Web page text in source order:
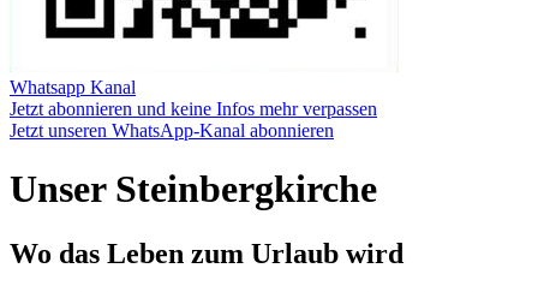
Whatsapp Kanal
Jetzt abonnieren und keine Infos mehr verpassen
Jetzt unseren WhatsApp-Kanal abonnieren
Unser Steinbergkirche
Wo das Leben zum Urlaub wird